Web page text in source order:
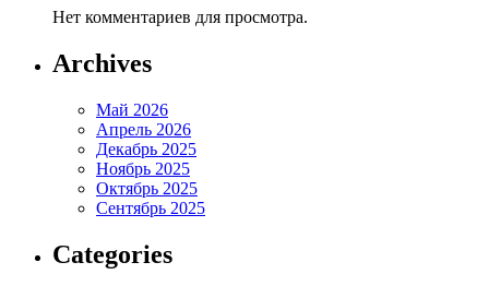
Нет комментариев для просмотра.
Archives
Май 2026
Апрель 2026
Декабрь 2025
Ноябрь 2025
Октябрь 2025
Сентябрь 2025
Categories